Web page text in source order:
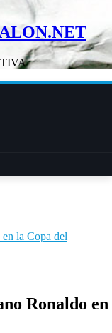
la Copa del
Ronaldo en